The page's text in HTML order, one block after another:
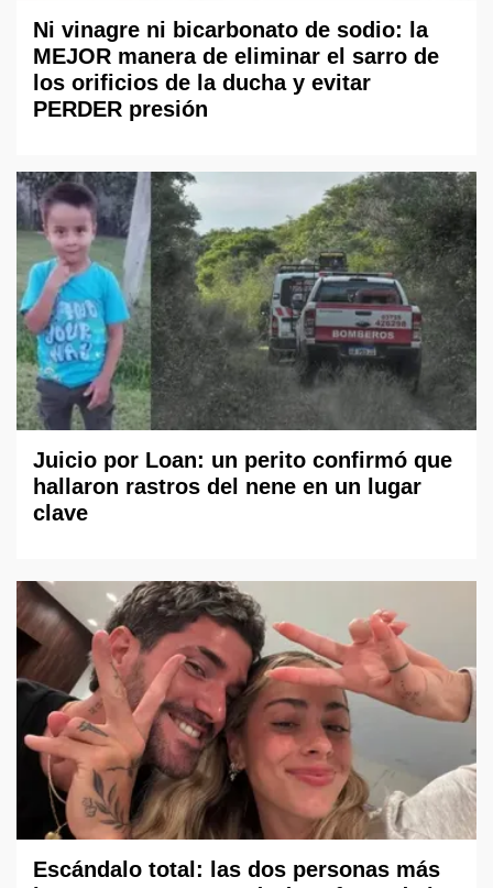
Ni vinagre ni bicarbonato de sodio: la
MEJOR manera de eliminar el sarro de
los orificios de la ducha y evitar
PERDER presión
Juicio por Loan: un perito confirmó que
hallaron rastros del nene en un lugar
clave
Escándalo total: las dos personas más